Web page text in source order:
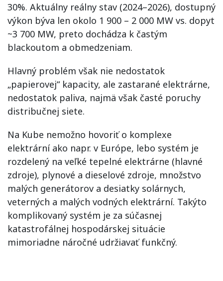
30%. Aktuálny reálny stav (2024–2026), dostupný
výkon býva len okolo 1 900 – 2 000 MW vs. dopyt
~3 700 MW, preto dochádza k častým
blackoutom a obmedzeniam.
Hlavný problém však nie nedostatok
„papierovej“ kapacity, ale zastarané elektrárne,
nedostatok paliva, najmä však časté poruchy
distribučnej siete.
Na Kube nemožno hovoriť o komplexe
elektrární ako napr. v Európe, lebo systém je
rozdelený na veľké tepelné elektrárne (hlavné
zdroje), plynové a dieselové zdroje, množstvo
malých generátorov a desiatky solárnych,
veterných a malých vodných elektrární. Takýto
komplikovaný systém je za súčasnej
katastrofálnej hospodárskej situácie
mimoriadne náročné udržiavať funkčný.